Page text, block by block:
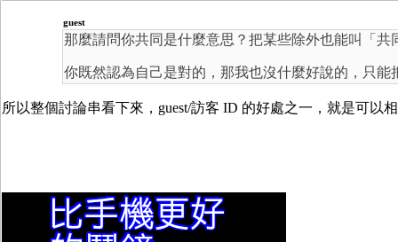
guest
那麼請問你共同是什麼意思？把某些除外也能叫「共
你既然認為自己是對的，那我也沒什麼好說的，只
所以整個討論串看下來，guest/訪客 ID 的好處之一，就是可以